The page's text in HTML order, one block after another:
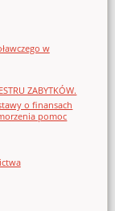
w
ZABYTKÓW.
o finansach
pomoc